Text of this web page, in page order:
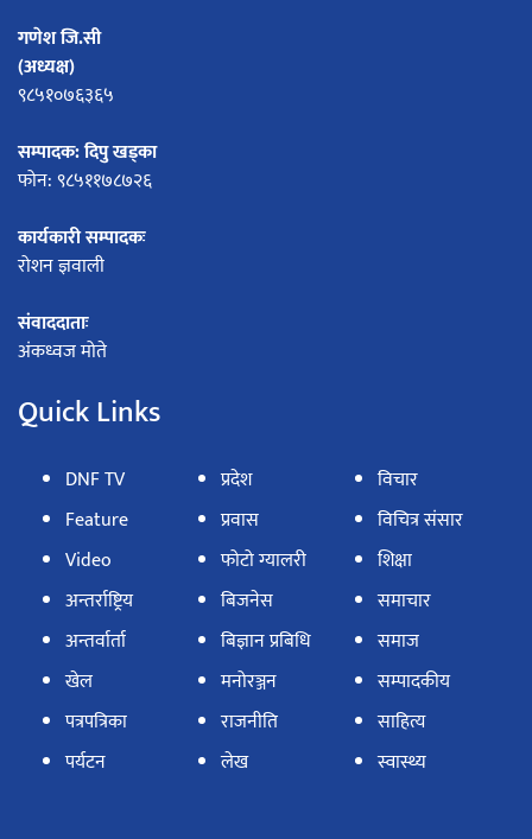
गणेश जि.सी
(अध्यक्ष)
९८५१०७६३६५
सम्पादक: दिपु खड्का
फोन: ९८५११७८७२६
कार्यकारी सम्पादकः
रोशन ज्ञवाली
संवाददाताः
अंकध्वज मोते
Quick Links
DNF TV
Feature
Video
अन्तर्राष्ट्रिय
अन्तर्वार्ता
खेल
पत्रपत्रिका
पर्यटन
प्रदेश
प्रवास
फोटो ग्यालरी
बिजनेस
बिज्ञान प्रबिधि
मनोरञ्जन
राजनीति
लेख
विचार
विचित्र संसार
शिक्षा
समाचार
समाज
सम्पादकीय
साहित्य
स्वास्थ्य